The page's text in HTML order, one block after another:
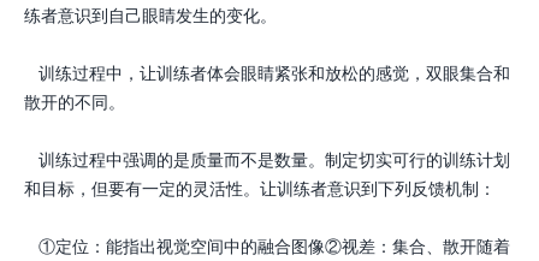
练者意识到自己眼睛发生的变化。
训练过程中，让训练者体会眼睛紧张和放松的感觉，双眼集合和
散开的不同。
训练过程中强调的是质量而不是数量。制定切实可行的训练计划
和目标，但要有一定的灵活性。让训练者意识到下列反馈机制：
①定位：能指出视觉空间中的融合图像②视差：集合、散开随着